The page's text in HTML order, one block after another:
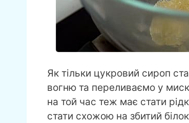
Як тільки цукровий сироп
вогню та переливаємо у
на той час теж має стати
стати схожою на збитий